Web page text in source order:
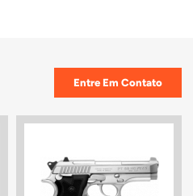
Entre Em Contato